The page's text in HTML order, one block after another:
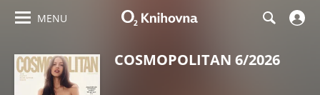
MENU
COSMOPOLITAN 6/2026